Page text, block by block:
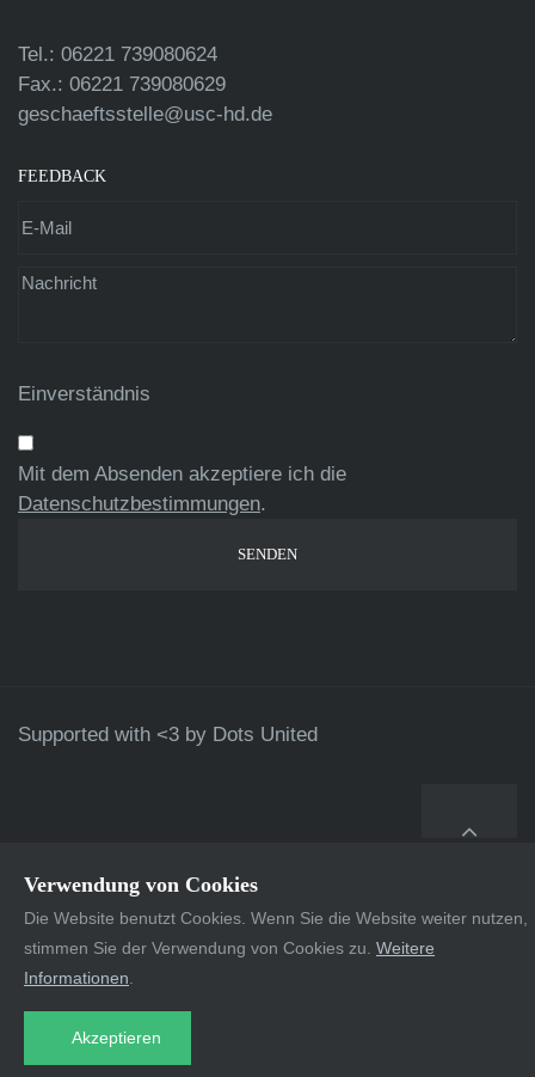
Tel.: 06221 739080624
Fax.: 06221 739080629
geschaeftsstelle@usc-hd.de
FEEDBACK
Einverständnis
Mit dem Absenden akzeptiere ich die
Datenschutzbestimmungen.
Supported with <3 by Dots United
Verwendung von Cookies
Die Website benutzt Cookies. Wenn Sie die Website weiter nutzen,
stimmen Sie der Verwendung von Cookies zu. Weitere
Informationen
Akzeptieren